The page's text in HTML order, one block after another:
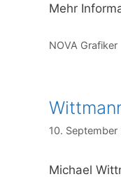
Mehr
Kategorien
NOVA Grafiker
10. September
Michael